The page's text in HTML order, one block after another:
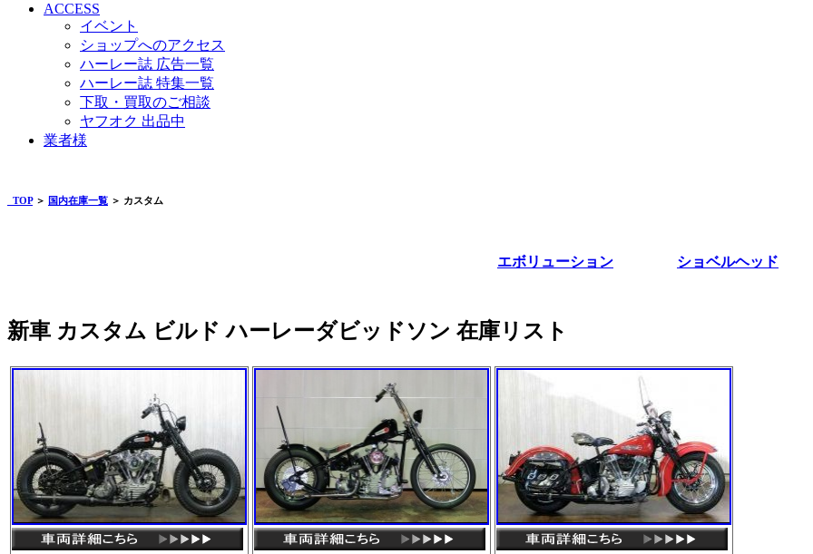
ACCESS
イベント
ショップへのアクセス
ハーレー誌 広告一覧
ハーレー誌 特集一覧
下取・買取のご相談
ヤフオク 出品中
業者様
TOP＞ 国内在庫一覧 ＞ カスタム
エボリューション ショベルヘッド
新車 カスタム ビルド ハーレーダビッドソン 在庫リスト